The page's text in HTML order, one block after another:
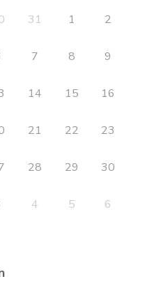
31 1 2
7 8 9
14 15 16
21 22 23
28 29 30
4 5 6